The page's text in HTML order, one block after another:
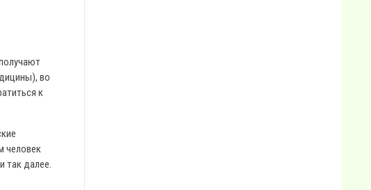
во
к
человек
так далее.